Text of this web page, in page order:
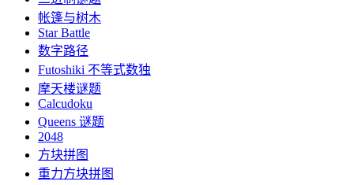
帐篷与树木
Star Battle
数字路径
Futoshiki 不等式数独
摩天楼谜题
Calcudoku
Queens 谜题
2048
方块拼图
重力方块拼图